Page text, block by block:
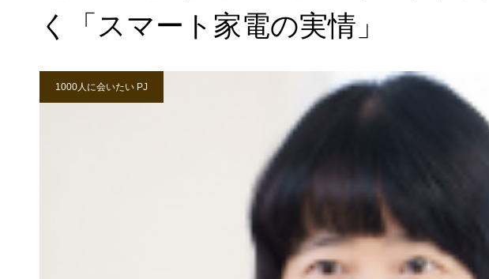
く「スマート家電の実情」
1000人に会いたい PJ